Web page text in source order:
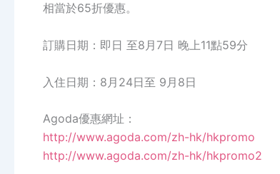
相當於65折優惠。
訂購日期：即日 至8月7日 晚上11點59分
入住日期：8月24日至 9月8日
Agoda優惠網址：
http://www.agoda.com/zh-hk/hkpromo
http://www.agoda.com/zh-hk/hkpromo2